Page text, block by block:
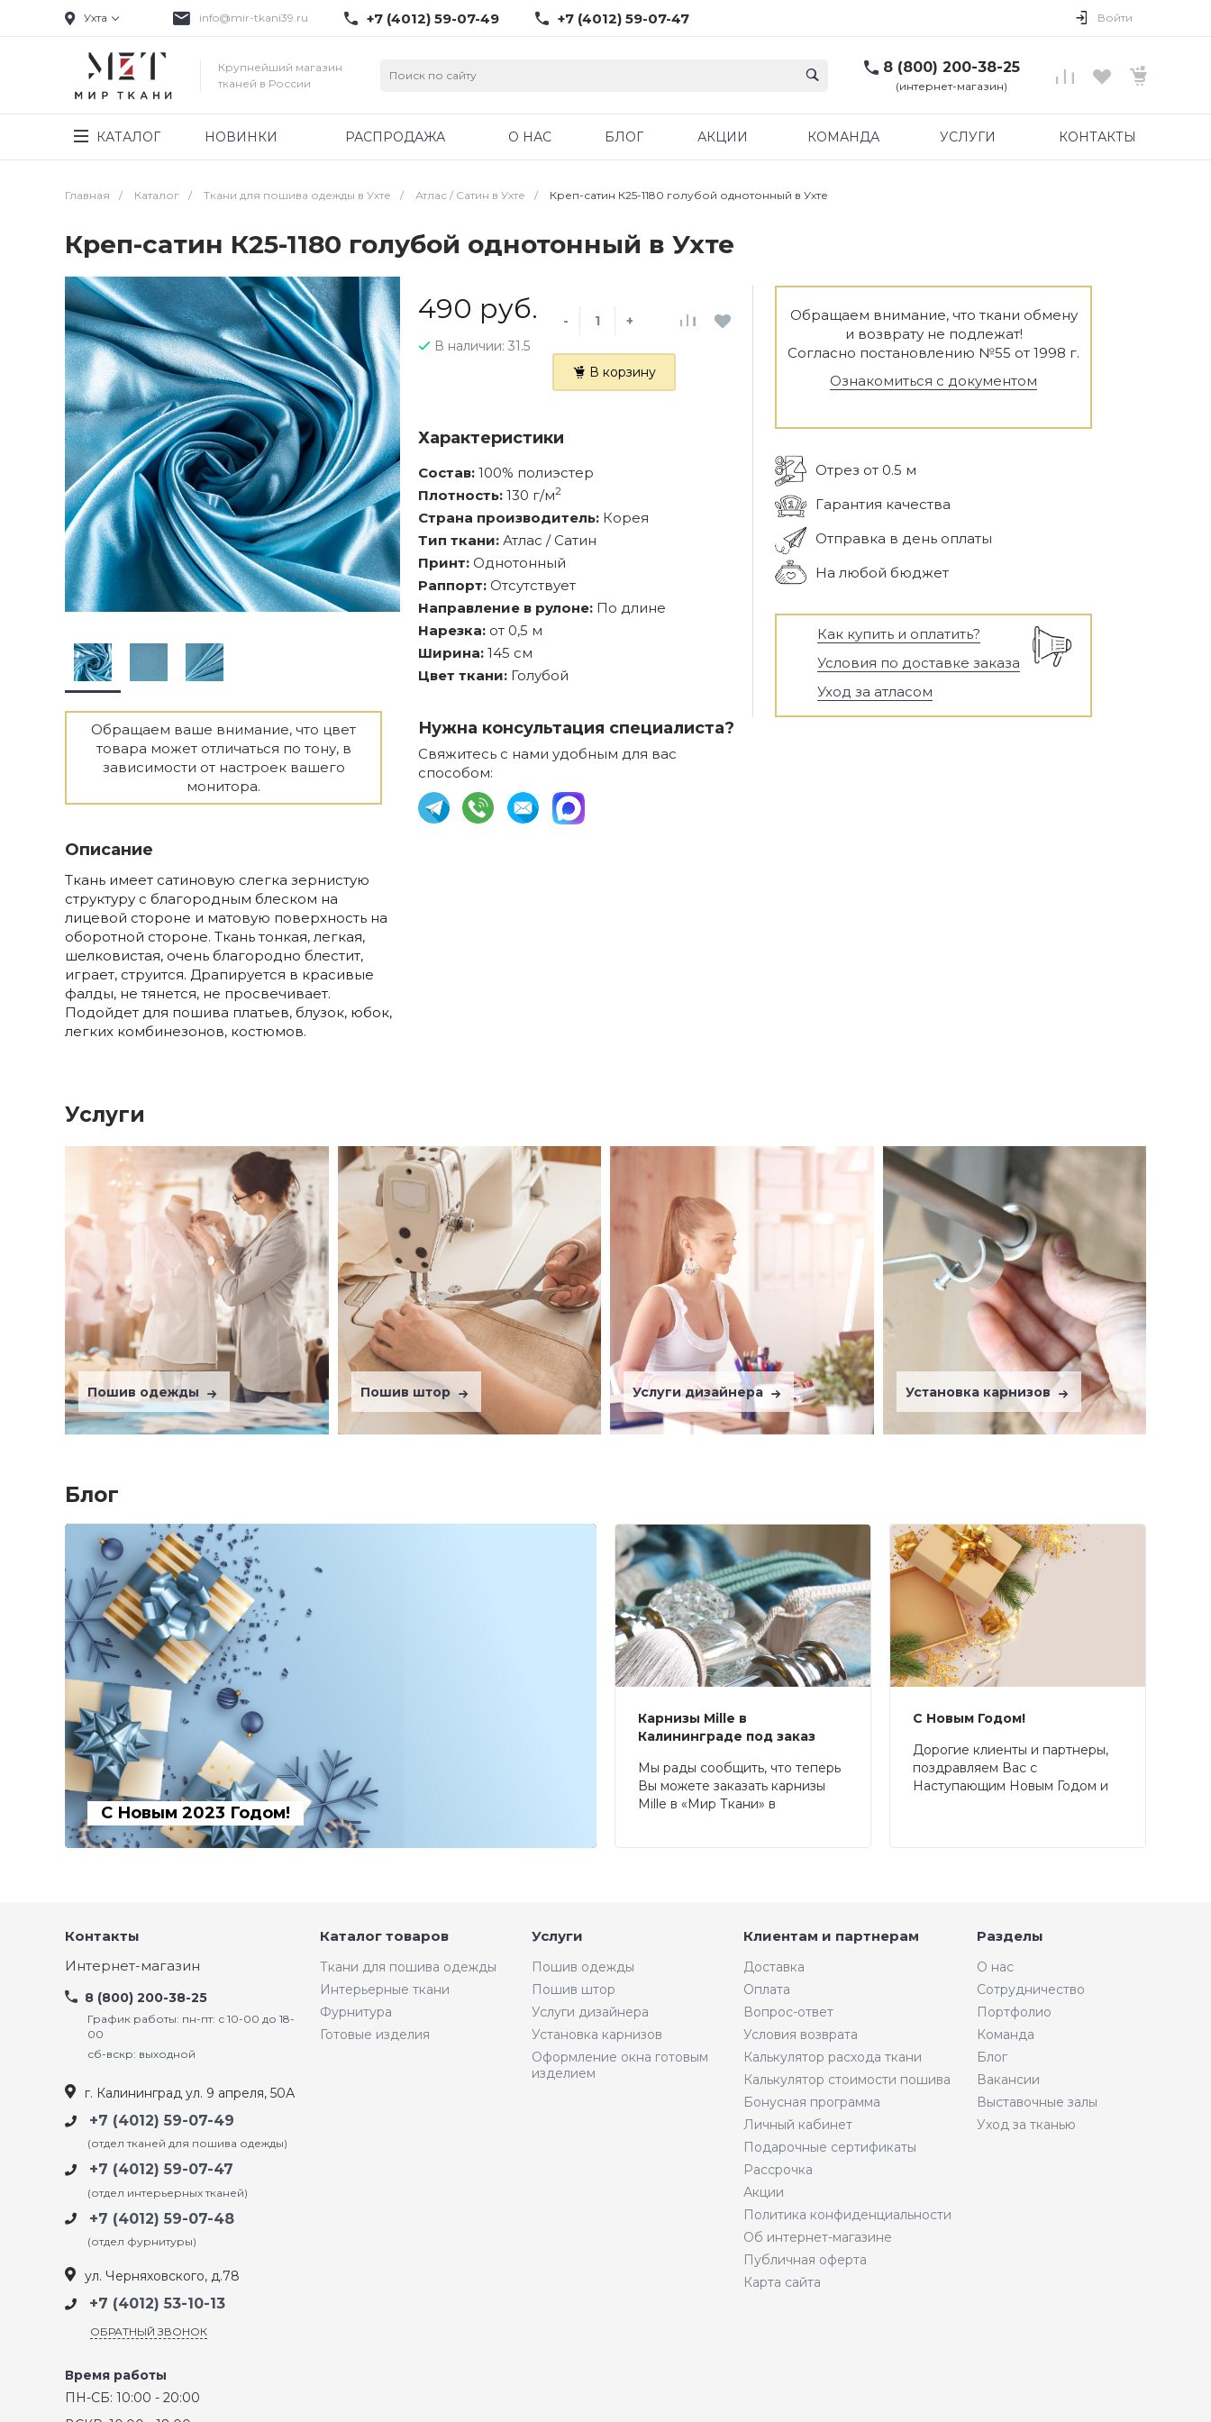
Ухта info@mir-tkani39.ru +7 (4012) 59-07-49 +7 (4012) 59-07-47 Войти
Крупнейший магазин
тканей в России
8 (800) 200-38-25
(интернет-магазин)
КАТАЛОГ НОВИНКИ РАСПРОДАЖА О НАС БЛОГ АКЦИИ КОМАНДА УСЛУГИ КОНТАКТЫ
Главная / Каталог / Ткани для пошива одежды в Ухте / Атлас / Cатин в Ухте / Креп-сатин К25-1180 голубой однотонный в Ухте
Креп-сатин К25-1180 голубой однотонный в Ухте
Обращаем ваше внимание, что цвет
товара может отличаться по тону, в
зависимости от настроек вашего
монитора.
Описание
Ткань имеет сатиновую слегка зернистую
структуру с благородным блеском на
лицевой стороне и матовую поверхность на
оборотной стороне. Ткань тонкая, легкая,
шелковистая, очень благородно блестит,
играет, струится. Драпируется в красивые
фалды, не тянется, не просвечивает.
Подойдет для пошива платьев, блузок, юбок,
легких комбинезонов, костюмов.
490 руб.
В наличии: 31.5
- +
В корзину
Характеристики
Состав: 100% полиэстер
Плотность: 130 г/м2
Страна производитель: Корея
Тип ткани: Атлас / Сатин
Принт: Однотонный
Раппорт: Отсутствует
Направление в рулоне: По длине
Нарезка: от 0,5 м
Ширина: 145 см
Цвет ткани: Голубой
Нужна консультация специалиста?
Свяжитесь с нами удобным для вас
способом:
Обращаем внимание, что ткани обмену
и возврату не подлежат!
Согласно постановлению №55 от 1998 г.
Ознакомиться с документом
Отрез от 0.5 м
Гарантия качества
Отправка в день оплаты
На любой бюджет
Как купить и оплатить?
Условия по доставке заказа
Уход за атласом
Услуги
Пошив одежды Пошив штор Услуги дизайнера Установка карнизов
Блог
С Новым 2023 Годом!
Карнизы Mille в
Калининграде под заказ
Мы рады сообщить, что теперь
Вы можете заказать карнизы
Mille в «Мир Ткани» в
С Новым Годом!
Дорогие клиенты и партнеры,
поздравляем Вас с
Наступающим Новым Годом и
Контакты
Интернет-магазин
8 (800) 200-38-25
График работы: пн-пт: с 10-00 до 18-
00
сб-вскр: выходной
г. Калининград ул. 9 апреля, 50А
+7 (4012) 59-07-49
(отдел тканей для пошива одежды)
+7 (4012) 59-07-47
(отдел интерьерных тканей)
+7 (4012) 59-07-48
(отдел фурнитуры)
ул. Черняховского, д.78
+7 (4012) 53-10-13
ОБРАТНЫЙ ЗВОНОК
Время работы
ПН-СБ: 10:00 - 20:00
Каталог товаров
Ткани для пошива одежды
Интерьерные ткани
Фурнитура
Готовые изделия
Услуги
Пошив одежды
Пошив штор
Услуги дизайнера
Установка карнизов
Оформление окна готовым
изделием
Клиентам и партнерам
Доставка
Оплата
Вопрос-ответ
Условия возврата
Калькулятор расхода ткани
Калькулятор стоимости пошива
Бонусная программа
Личный кабинет
Подарочные сертификаты
Рассрочка
Акции
Политика конфиденциальности
Об интернет-магазине
Публичная оферта
Карта сайта
Разделы
О нас
Сотрудничество
Портфолио
Команда
Блог
Вакансии
Выставочные залы
Уход за тканью